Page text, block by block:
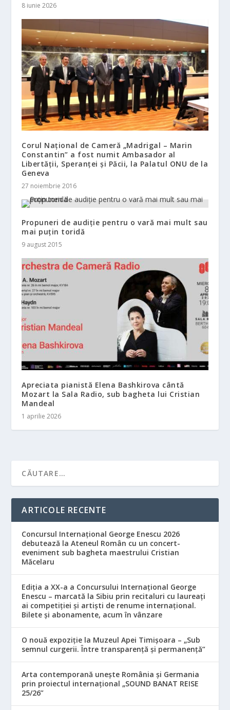
8 iunie 2026
Corul Național de Cameră „Madrigal – Marin
Constantin” a fost numit Ambasador al
Libertății, Speranței și Păcii, la Palatul ONU de la
Geneva
27 noiembrie 2016
Propuneri de audiție pentru o vară mai mult sau
mai puțin toridă
9 august 2015
Apreciata pianistă Elena Bashkirova cântă
Mozart la Sala Radio, sub bagheta lui Cristian
Mandeal
1 aprilie 2026
ARTICOLE RECENTE
Concursul Internațional George Enescu 2026
debutează la Ateneul Român cu un concert-
eveniment sub bagheta maestrului Cristian
Măcelaru
Ediția a XX-a a Concursului Internațional George
Enescu – marcată la Sibiu prin recitaluri cu laureați
ai competiției și artiști de renume internațional.
Bilete și abonamente, acum în vânzare
O nouă expoziție la Muzeul Apei Timișoara – „Sub
semnul curgerii. Între transparență și permanență”
Arta contemporană unește România și Germania
prin proiectul internațional „SOUND BANAT REISE
25/26”